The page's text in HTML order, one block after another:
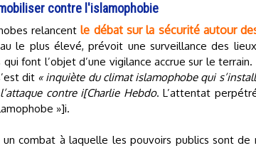
contre l'islamophobie
relancentle débat sur la sécurité autour
le plus élevé, prévoit une surveillance des
font l’objet d’une vigilance accrue sur le
dit « inquiète du climat islamophobe qui
contre i[Charlie Hebdo. L’attentat
»]i.
combat à laquelle les pouvoirs publics sont de